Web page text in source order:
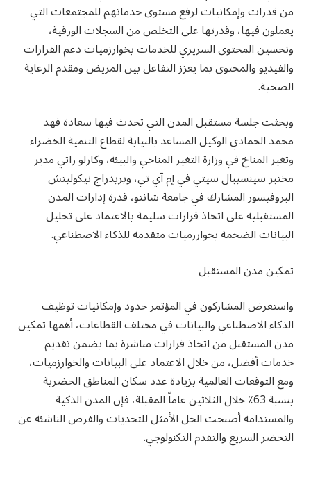
من قدرات وإمكانيات لرفع مستوى خدماتهم للمجتمعات التي
يعملون فيها، وقدرتها على التخلص من السجلات الورقية،
وتحسين المحتوى السريري للخدمات بخوارزميات دعم القرارات
والفيديو والمحتوى بما يعزز التفاعل بين المريض ومقدم الرعاية
الصحية.
وبحثت جلسة مستقبل المدن التي تحدث فيها سعادة فهد
محمد الحمادي الوكيل المساعد بالنيابة لقطاع التنمية الخضراء
وتغير المناخ في وزارة التغير المناخي والبيئة، وكارلو راتي مدير
مختبر سينسيبال سيتي في إم آي تي، وبريدراج نيكوليتش
البروفيسور المشارك في جامعة شانتو، قدرة إدارات المدن
المستقبلية على اتخاذ قرارات سليمة بالاعتماد على تحليل
البيانات الضخمة بخوارزميات متقدمة للذكاء الاصطناعي.
تمكين مدن المستقبل
واستعرض المشاركون في المؤتمر حدود وإمكانيات توظيف
الذكاء الاصطناعي والبيانات في مختلف القطاعات، أهمها تمكين
مدن المستقبل من اتخاذ قرارات مباشرة بما يضمن تقديم
خدمات أفضل، من خلال الاعتماد على البيانات والخوارزميات،
ومع التوقعات العالمية بزيادة عدد سكان المناطق الحضرية
بنسبة 63٪ خلال الثلاثين عاماً المقبلة، فإن المدن الذكية
والمستدامة أصبحت الحل الأمثل للتحديات والفرص الناشئة عن
التحضر السريع والتقدم التكنولوجي.